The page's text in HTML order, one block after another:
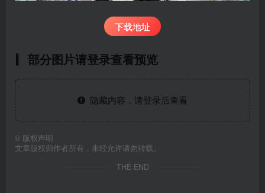
下载地址
部分图片请登录查看预览
隐藏内容，请登录后查看
© 版权声明
文章版权归作者所有，未经允许请勿转载。
THE END